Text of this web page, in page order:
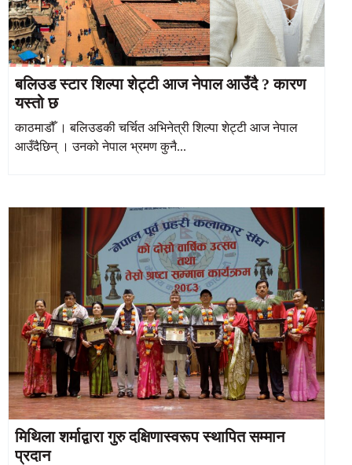
बलिउड स्टार शिल्पा शेट्टी आज नेपाल आउँदै ? कारण
यस्तो छ
काठमाडौँ । बलिउडकी चर्चित अभिनेत्री शिल्पा शेट्टी आज नेपाल
आउँदैछिन् । उनको नेपाल भ्रमण कुनै...
मिथिला शर्माद्वारा गुरु दक्षिणास्वरूप स्थापित सम्मान
प्रदान